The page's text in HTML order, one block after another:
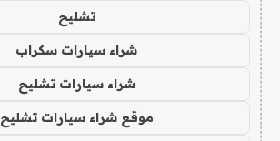
تشليح
شراء سيارات سكراب
شراء سيارات تشليح
موقع شراء سيارات تشليح